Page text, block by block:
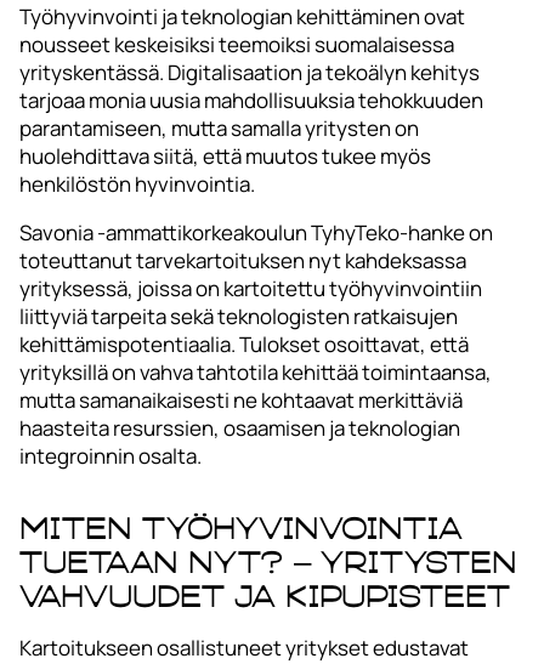
Työhyvinvointi ja teknologian kehittäminen ovat
nousseet keskeisiksi teemoiksi suomalaisessa
yrityskentässä. Digitalisaation ja tekoälyn kehitys
tarjoaa monia uusia mahdollisuuksia tehokkuuden
parantamiseen, mutta samalla yritysten on
huolehdittava siitä, että muutos tukee myös
henkilöstön hyvinvointia.
Savonia -ammattikorkeakoulun TyhyTeko-hanke on
toteuttanut tarvekartoituksen nyt kahdeksassa
yrityksessä, joissa on kartoitettu työhyvinvointiin
liittyviä tarpeita sekä teknologisten ratkaisujen
kehittämispotentiaalia. Tulokset osoittavat, että
yrityksillä on vahva tahtotila kehittää toimintaansa,
mutta samanaikaisesti ne kohtaavat merkittäviä
haasteita resurssien, osaamisen ja teknologian
integroinnin osalta.
Miten työhyvinvointia
tuetaan nyt? – Yritysten
vahvuudet ja kipupisteet
Kartoitukseen osallistuneet yritykset edustavat